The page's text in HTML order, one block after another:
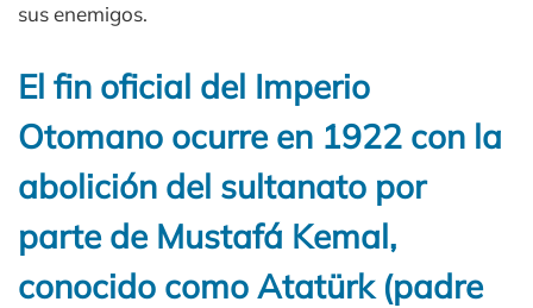
sus enemigos.
El fin oficial del Imperio
Otomano ocurre en 1922 con la
abolición del sultanato por
parte de Mustafá Kemal,
conocido como Atatürk (padre